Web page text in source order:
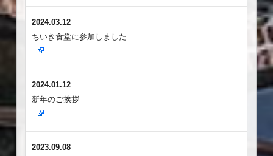
2024.03.12
ちいき食堂に参加しました
2024.01.12
新年のご挨拶
2023.09.08